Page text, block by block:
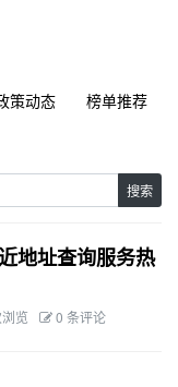
策动态
榜单推荐
搜索
地址查询服务热
览 0 条评论